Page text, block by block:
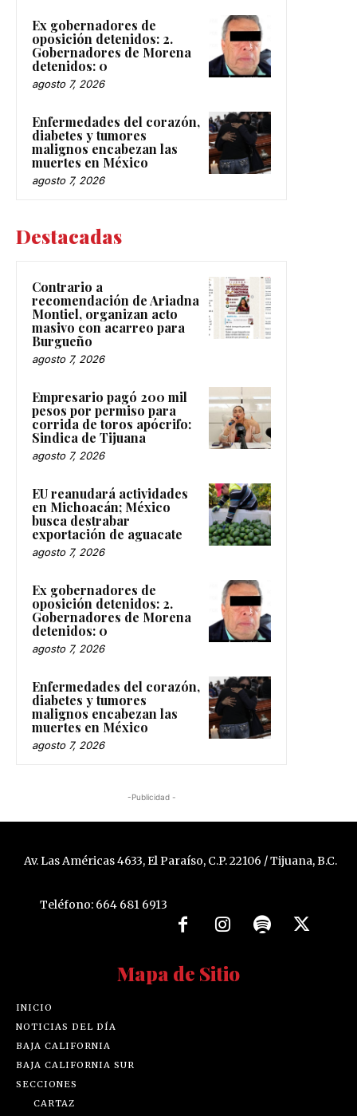
Ex gobernadores de
oposición detenidos: 2.
Gobernadores de Morena
detenidos: 0
agosto 7, 2026
Enfermedades del corazón,
diabetes y tumores
malignos encabezan las
muertes en México
agosto 7, 2026
Destacadas
Contrario a
recomendación de Ariadna
Montiel, organizan acto
masivo con acarreo para
Burgueño
agosto 7, 2026
Empresario pagó 200 mil
pesos por permiso para
corrida de toros apócrifo:
Sindica de Tijuana
agosto 7, 2026
EU reanudará actividades
en Michoacán; México
busca destrabar
exportación de aguacate
agosto 7, 2026
Ex gobernadores de
oposición detenidos: 2.
Gobernadores de Morena
detenidos: 0
agosto 7, 2026
Enfermedades del corazón,
diabetes y tumores
malignos encabezan las
muertes en México
agosto 7, 2026
-Publicidad -
Av. Las Américas 4633, El Paraíso, C.P. 22106 / Tijuana, B.C.
Teléfono: 664 681 6913
Mapa de Sitio
INICIO
NOTICIAS DEL DÍA
BAJA CALIFORNIA
BAJA CALIFORNIA SUR
SECCIONES
CARTAZ